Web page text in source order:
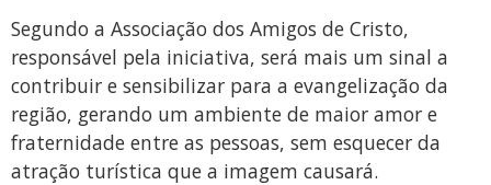
Segundo a Associação dos Amigos de Cristo,
responsável pela iniciativa, será mais um sinal a
contribuir e sensibilizar para a evangelização da
região, gerando um ambiente de maior amor e
fraternidade entre as pessoas, sem esquecer da
atração turística que a imagem causará.